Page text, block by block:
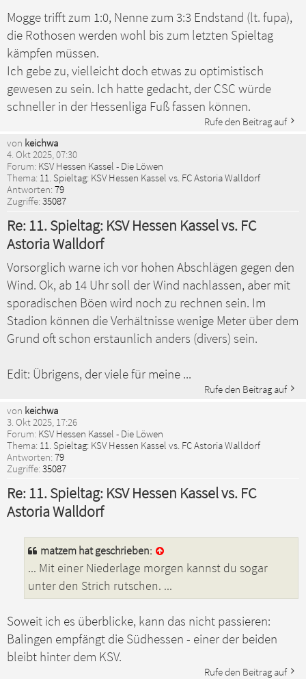
Mogge trifft zum 1:0, Nenne zum 3:3 Endstand (lt. fupa),
die Rothosen werden wohl bis zum letzten Spieltag
kämpfen müssen.
Ich gebe zu, vielleicht doch etwas zu optimistisch
gewesen zu sein. Ich hatte gedacht, der CSC würde
schneller in der Hessenliga Fuß fassen können.
Rufe den Beitrag auf
von keichwa
4. Okt 2025, 07:30
Forum: KSV Hessen Kassel - Die Löwen
Thema: 11. Spieltag: KSV Hessen Kassel vs. FC Astoria Walldorf
Antworten: 79
Zugriffe: 35087
Re: 11. Spieltag: KSV Hessen Kassel vs. FC
Astoria Walldorf
Vorsorglich warne ich vor hohen Abschlägen gegen den
Wind. Ok, ab 14 Uhr soll der Wind nachlassen, aber mit
sporadischen Böen wird noch zu rechnen sein. Im
Stadion können die Verhältnisse wenige Meter über dem
Grund oft schon erstaunlich anders (divers) sein.
Edit: Übrigens, der viele für meine ...
Rufe den Beitrag auf
von keichwa
3. Okt 2025, 17:26
Forum: KSV Hessen Kassel - Die Löwen
Thema: 11. Spieltag: KSV Hessen Kassel vs. FC Astoria Walldorf
Antworten: 79
Zugriffe: 35087
Re: 11. Spieltag: KSV Hessen Kassel vs. FC
Astoria Walldorf
matzem hat geschrieben:
... Mit einer Niederlage morgen kannst du sogar
unter den Strich rutschen. ...
Soweit ich es überblicke, kann das nicht passieren:
Balingen empfängt die Südhessen - einer der beiden
bleibt hinter dem KSV.
Rufe den Beitrag auf